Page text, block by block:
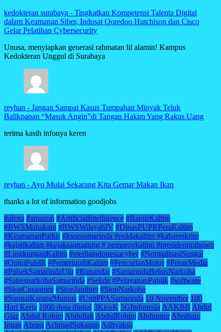
kedokteran surabaya - Tingkatkan Kompetensi Talenta Digital
dalam Keamanan Siber, Indosat Ooredoo Hutchison dan Cisco
Gelar Pelatihan Cybersecurity
Unusa, menyiapkan generasi rahmatan lil alamin! Kampus
Kedokteran Unggul di Surabaya
reyhan - Jangan Sampai Kasus Tumpahan Minyak Teluk
Balikpapan “Masuk Angin”di Tangan Hakim Yang Rakus Uang
terima kasih infonya keren
reyhan - Ayo Mulai Sekarang Kita Gemar Makan Ikan
thanks a lot of information goodjobs
#alexa #amazon #ArtificialIntelligence #BanjirKaltim
#BWSMahakam #BWSWilayahIV #DinasPUPRPeraKaltim
#KeamananParkir #ksopsamarinda #poldakaltim #kabareskrim
#kajatikaltim #kejaksaanagung # pemprovkaltim #presidenprabowo
#LingkunganKaltim #mediaindonesiacyber #NormalisasiSungai
#OpiniPublik #PemerintahKaltim #PencurianMotor #PeranMedia
#PolsekSamarindaUlu #Runandar #SamarindaBebasNarkoba
#SatresnarkobaSamarinda #Sekda #PelayananPublik #software
#StopCuranmor #StopJambret #StopNarkoba
#SungaiKarangMumus #UnitPPASamarinda 10 November 100
Hari Kerja 1000 desa digital 3KiosK 5GIndonesia AAKBB Abdul
Giaz Abdul Rohim Abdullah AbdulRohim Abdunnur Abraham
Ingan Abrasi AchmadSukamto Adhyaksa